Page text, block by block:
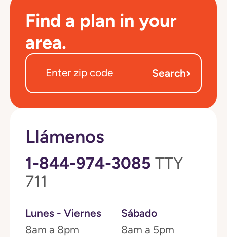
Find a plan in your
area.
Search›
Llámenos
1-844-974-3085 TTY
711
Lunes - Viernes
8am a 8pm
Sábado
8am a 5pm